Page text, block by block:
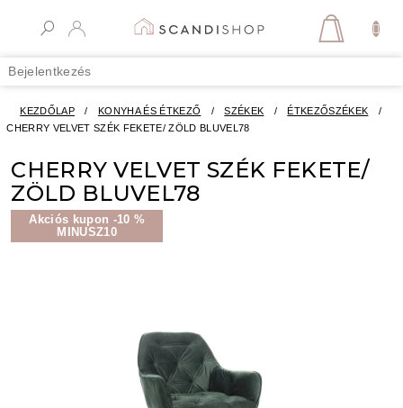
Bejelentkezés
KOSÁR
KEZDŐLAP / KONYHA ÉS ÉTKEZŐ / SZÉKEK / ÉTKEZŐSZÉKEK
/
CHERRY VELVET SZÉK FEKETE/ ZÖLD BLUVEL78
CHERRY VELVET SZÉK FEKETE/
ZÖLD BLUVEL78
Akciós kupon -10 %
MINUSZ10